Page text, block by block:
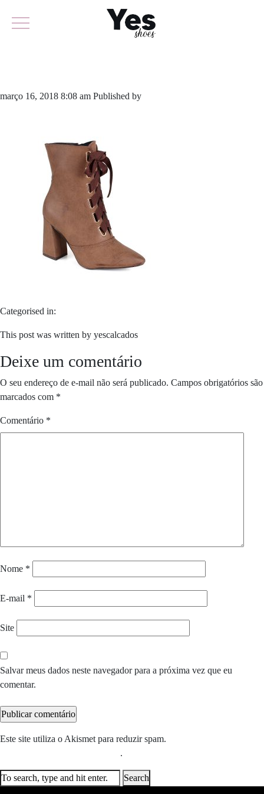
março 16, 2018 8:08 am Published by
Categorised in:
This post was written by yescalcados
Deixe um comentário
O seu endereço de e-mail não será publicado. Campos obrigatórios são
marcados com *
Comentário *
Nome *
E-mail *
Site
Salvar meus dados neste navegador para a próxima vez que eu
comentar.
Este site utiliza o Akismet para reduzir spam.
.
Search